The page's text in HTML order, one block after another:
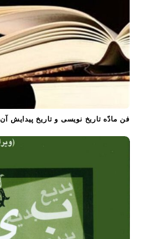
فن مادّه تاریخ نویسی و تاریخ پیدایش آن